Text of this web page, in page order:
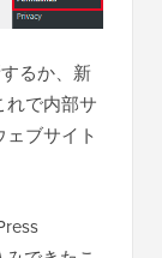
るか、新
れで内部サ
ブサイト